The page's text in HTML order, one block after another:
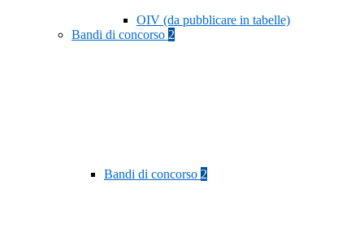
OIV (da pubblicare in tabelle)
Bandi di concorso 2
Bandi di concorso 2